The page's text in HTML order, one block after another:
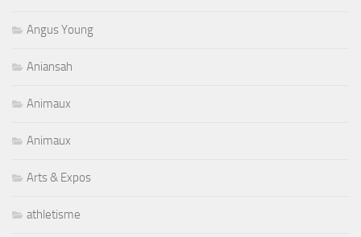
Angus Young
Aniansah
Animaux
Animaux
Arts & Expos
athletisme